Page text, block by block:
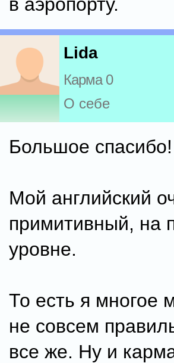
Lida
Карма 0
О себе
Большое спасибо!
Мой английский
примитивный, на
уровне.
То есть я многое
не совсем
все же. Ну и